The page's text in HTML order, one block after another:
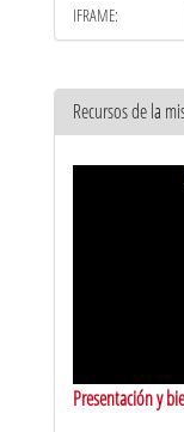
IFRAME:
Recursos de la
Presentación y